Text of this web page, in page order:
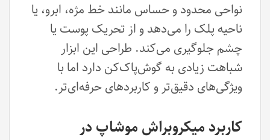
نواحی محدود و حساس مانند خط مژه، ابرو، یا
ناحیه پلک را می‌دهد و از تحریک پوست یا
چشم جلوگیری می‌کند. طراحی این ابزار
شباهت زیادی به گوش‌پاک‌کن دارد اما با
ویژگی‌های دقیق‌تر و کاربردهای حرفه‌ای‌تر.
کاربرد میکروبراش موشاپ در